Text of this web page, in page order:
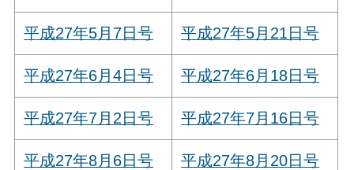
平成27年5月7日号 平成27年5月21日号
平成27年6月4日号 平成27年6月18日号
平成27年7月2日号 平成27年7月16日号
平成27年8月6日号 平成27年8月20日号